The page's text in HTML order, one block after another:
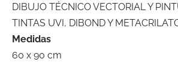
DIBUJO TÉCNICO VECTORIAL Y
TINTAS UVI, DIBOND Y
Medidas
60 x 90 cm